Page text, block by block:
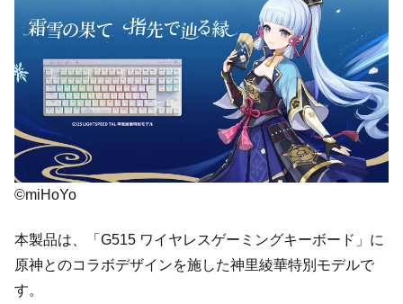
©miHoYo
本製品は、「G515 ワイヤレスゲーミングキーボード」に
原神とのコラボデザインを施した神里綾華特別モデルで
す。